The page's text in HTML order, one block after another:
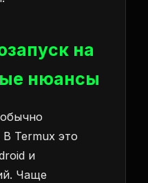
на
нюансы
В Termux это
и
Чаще